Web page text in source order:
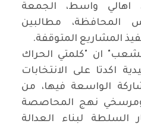
واسط، الجمعة
المحافظة، مطالبين
المشاريع المتوقفة.
ان "كلمتي الحراك
اكدتا على الانتخابات
الواسعة فيها، من
ومرسخي نهج المحاصصة
السلطة لبناء العدالة